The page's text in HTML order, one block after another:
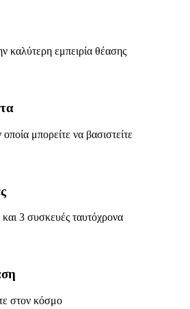
καλύτερη εμπειρία θέασης
μπορείτε να βασιστείτε
3 συσκευές ταυτόχρονα
στον κόσμο